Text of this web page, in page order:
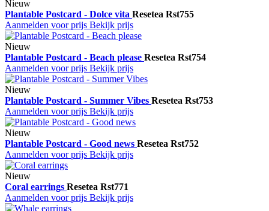
Nieuw
Plantable Postcard - Dolce vita Resetea Rst755
Aanmelden voor prijs Bekijk prijs
Nieuw
Plantable Postcard - Beach please Resetea Rst754
Aanmelden voor prijs Bekijk prijs
Nieuw
Plantable Postcard - Summer Vibes Resetea Rst753
Aanmelden voor prijs Bekijk prijs
Nieuw
Plantable Postcard - Good news Resetea Rst752
Aanmelden voor prijs Bekijk prijs
Nieuw
Coral earrings Resetea Rst771
Aanmelden voor prijs Bekijk prijs